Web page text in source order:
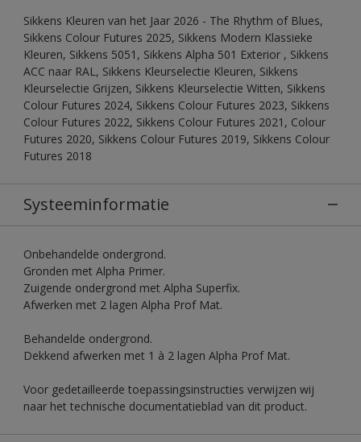
Sikkens Kleuren van het Jaar 2026 - The Rhythm of Blues,
Sikkens Colour Futures 2025, Sikkens Modern Klassieke
Kleuren, Sikkens 5051, Sikkens Alpha 501 Exterior , Sikkens
ACC naar RAL, Sikkens Kleurselectie Kleuren, Sikkens
Kleurselectie Grijzen, Sikkens Kleurselectie Witten, Sikkens
Colour Futures 2024, Sikkens Colour Futures 2023, Sikkens
Colour Futures 2022, Sikkens Colour Futures 2021, Colour
Futures 2020, Sikkens Colour Futures 2019, Sikkens Colour
Futures 2018
Systeeminformatie
Onbehandelde ondergrond.
Gronden met Alpha Primer.
Zuigende ondergrond met Alpha Superfix.
Afwerken met 2 lagen Alpha Prof Mat.
Behandelde ondergrond.
Dekkend afwerken met 1 à 2 lagen Alpha Prof Mat.
Voor gedetailleerde toepassingsinstructies verwijzen wij
naar het technische documentatieblad van dit product.